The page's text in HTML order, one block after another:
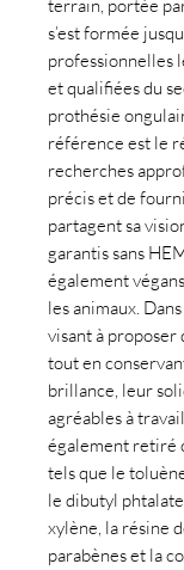
terrain, portée
s’est formée
professionnelles
et qualifiées du
prothésie
référence est le
recherches
précis et de
partagent sa
garantis sans
également
les animaux.
visant à proposer
tout en
brillance, leur
agréables à
également retiré
tels que le
le dibutyl
xylène, la résine
parabènes et la